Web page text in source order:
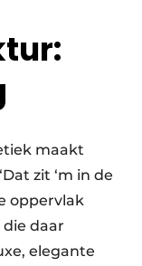
maakt
zit ‘m in de
oppervlak
daar
elegante